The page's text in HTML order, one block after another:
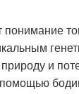
и